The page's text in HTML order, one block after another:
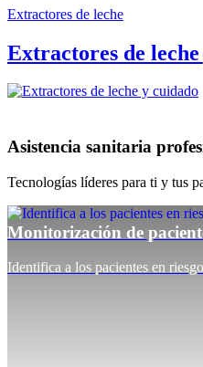
Extractores de leche
Extractores de
Asistencia sanitaria
Tecnologías líderes para ti y tus
Monitorización de
Identifica a los pacientes en